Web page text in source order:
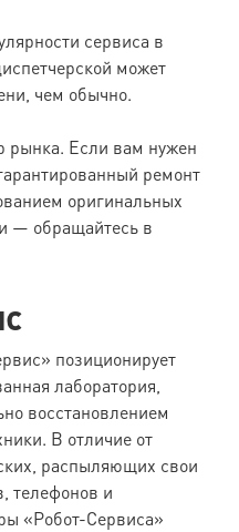
сервиса в
может
чем обычно.
рынка. Если вам нужен
ремонт
оригинальных
— обращайтесь в
позиционирует
лаборатория,
восстановлением
В отличие от
распыляющих свои
телефонов и
«Робот-Сервиса»